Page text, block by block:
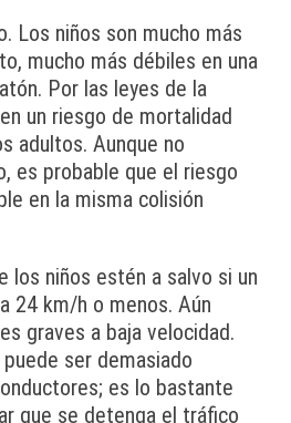
Los niños son mucho más
mucho más débiles en una
Por las leyes de la
un riesgo de mortalidad
adultos. Aunque no
es probable que el riesgo
en la misma colisión
los niños estén a salvo si un
24 km/h o menos. Aún
graves a baja velocidad.
ser demasiado
es lo bastante
que se detenga el tráfico